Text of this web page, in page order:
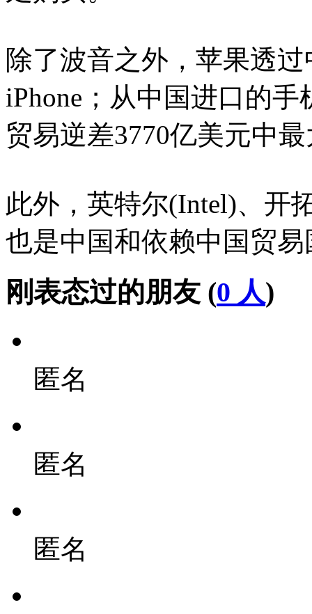
除了波音之外，苹果透
iPhone；从中国进口的
贸易逆差3770亿美元中
此外，英特尔(Intel)、开
也是中国和依赖中国贸
刚表态过的朋友 (0 人)
匿名
匿名
匿名